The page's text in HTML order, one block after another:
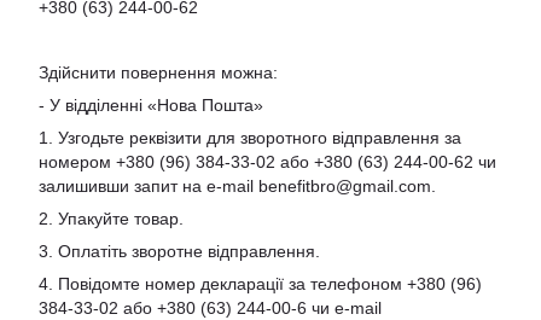
+380 (63) 244-00-62
Здійснити повернення можна:
- У відділенні «Нова Пошта»
1. Узгодьте реквізити для зворотного відправлення за
номером +380 (96) 384-33-02 або +380 (63) 244-00-62 чи
залишивши запит на e-mail benefitbro@gmail.com
2. Упакуйте товар.
3. Оплатіть зворотне відправлення.
4. Повідомте номер декларації за телефоном +380 (96)
384-33-02 або +380 (63) 244-00-6 чи e-mail